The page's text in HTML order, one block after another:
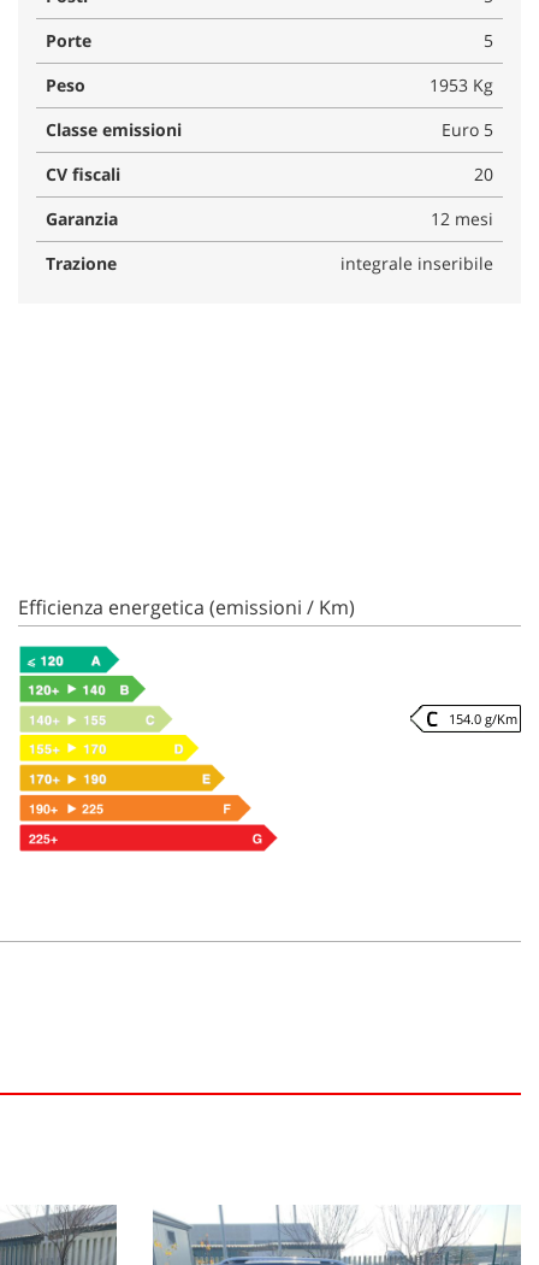
Porte
5
Peso
1953 Kg
Classe emissioni
Euro 5
CV fiscali
20
Garanzia
12 mesi
Trazione
integrale inseribile
Efficienza energetica (emissioni / Km)
154.0 g/Km